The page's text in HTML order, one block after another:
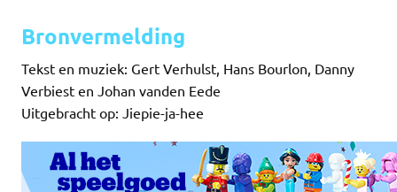
Bronvermelding
Tekst en muziek: Gert Verhulst, Hans Bourlon, Danny
Verbiest en Johan vanden Eede
Uitgebracht op: Jiepie-ja-hee